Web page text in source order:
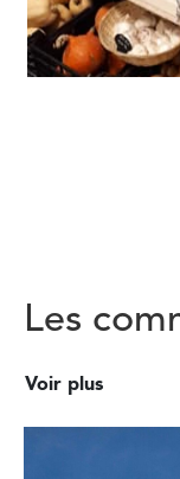
Les
Voir plus